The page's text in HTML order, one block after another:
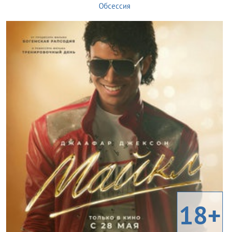
Обсессия
18+